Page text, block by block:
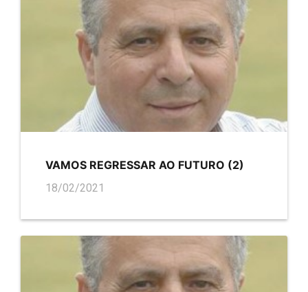
VAMOS REGRESSAR AO FUTURO (2)
18/02/2021